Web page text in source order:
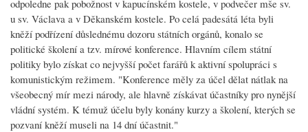
odpoledne pak pobožnost v kapucínském kostele, v podvečer mše sv.
u sv. Václava a v Děkanském kostele. Po celá padesátá léta byli
kněží podřízení důslednému dozoru státních orgánů, konalo se
politické školení a tzv. mírové konference. Hlavním cílem státní
politiky bylo získat co nejvyšší počet farářů k aktivní spolupráci s
komunistickým režimem. "Konference měly za účel dělat nátlak na
všeobecný mír mezi národy, ale hlavně získávat účastníky pro nynější
vládní systém. K témuž účelu byly konány kurzy a školení, kterých se
pozvaní kněží museli na 14 dní účastnit."